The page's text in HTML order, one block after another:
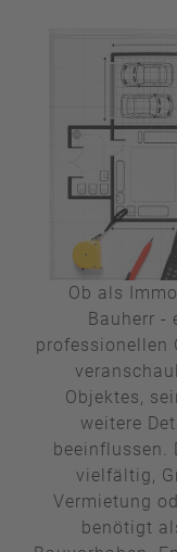
Ob als
Bauherr -
professionellen
Objektes,
weitere
beeinflussen.
vielfältig,
Vermietung
benötigt